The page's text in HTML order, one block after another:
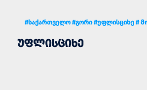
#საქართველო #გორი #უფლისციხე #
ᲣᲤᲚᲘᲡᲪᲘᲮᲔ